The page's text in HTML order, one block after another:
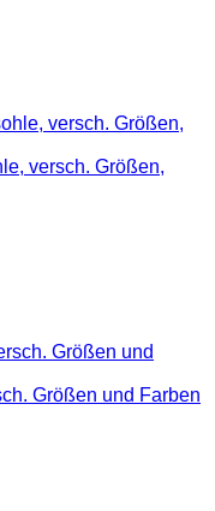
versch. Größen,
Größen und Farben